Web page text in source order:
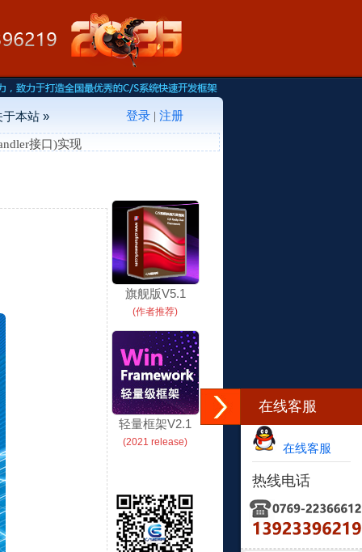
在线客服
在线客服
热线电话
于本站 » 登录| 注册
接口)实现
旗舰版V5.1
(作者推荐)
轻量框架V2.1
(2021 release)